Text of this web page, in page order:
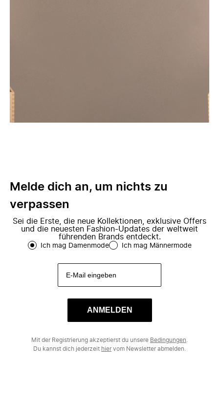
Melde dich an, um nichts zu
verpassen
Sei die Erste, die neue Kollektionen, exklusive Offers
und die neuesten Fashion-Updates der weltweit
führenden Brands entdeckt.
Ich mag Damenmode Ich mag Männermode
ANMELDEN
Mit der Registrierung akzeptierst du unsere Bedingungen
Du kannst dich jederzeit hiervom Newsletter abmelden.